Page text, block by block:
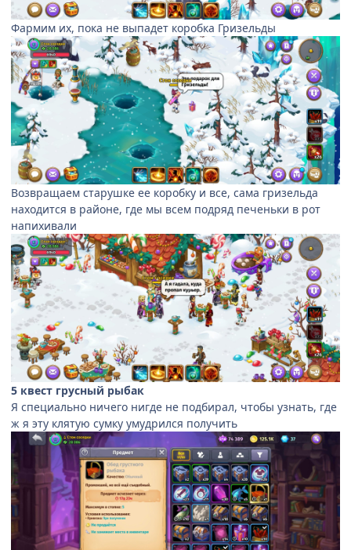
Фармим их, пока не выпадет коробка Гризельды
Возвращаем старушке ее коробку и все, сама гризельда
находится в районе, где мы всем подряд печеньки в рот
напихивали
5 квест грусный рыбак
Я специально ничего нигде не подбирал, чтобы узнать, где
ж я эту клятую сумку умудрился получить